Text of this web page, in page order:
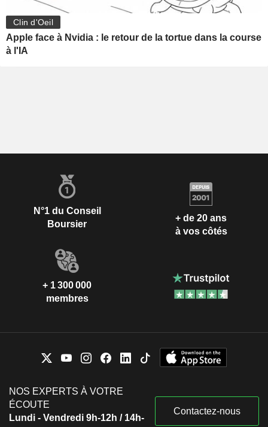
Clin d'Oeil
Apple face à Nvidia : le retour de la tortue dans la course
à l'IA
N°1 du Conseil
Boursier
+ de 20 ans
à vos côtés
+ 1 300 000
membres
NOS EXPERTS À VOTRE
ÉCOUTE
Lundi - Vendredi 9h-12h / 14h-
Contactez-nous